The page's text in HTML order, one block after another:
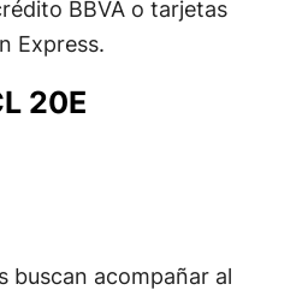
BBVA o tarjetas
Express.
20E
buscan acompañar al